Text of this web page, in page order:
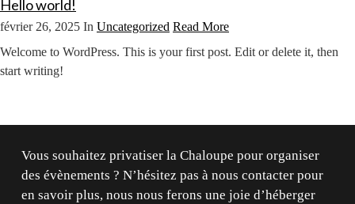
Hello world!
février 26, 2025 In Uncategorized Read More
Welcome to WordPress. This is your first post. Edit or delete it, then
start writing!
Vous souhaitez privatiser la Chaloupe pour organiser
des évènements ? N’hésitez pas à nous contacter pour
en savoir plus, nous nous ferons une joie d’héberger